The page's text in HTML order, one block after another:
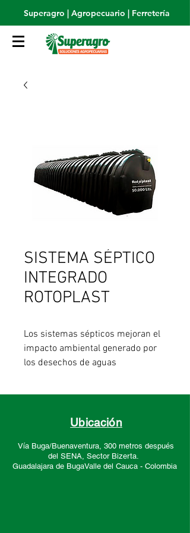
Superagro | Agropecuario | Ferretería
SISTEMA SÉPTICO
INTEGRADO
ROTOPLAST
Los sistemas sépticos mejoran el
impacto ambiental generado por
los desechos de aguas
daños en el medio ambiente.
Ubicación
Vía Buga/Buenaventura, 300 metros después
del SENA, Sector Bizerta.
Guadalajara de BugaValle del Cauca - Colombia